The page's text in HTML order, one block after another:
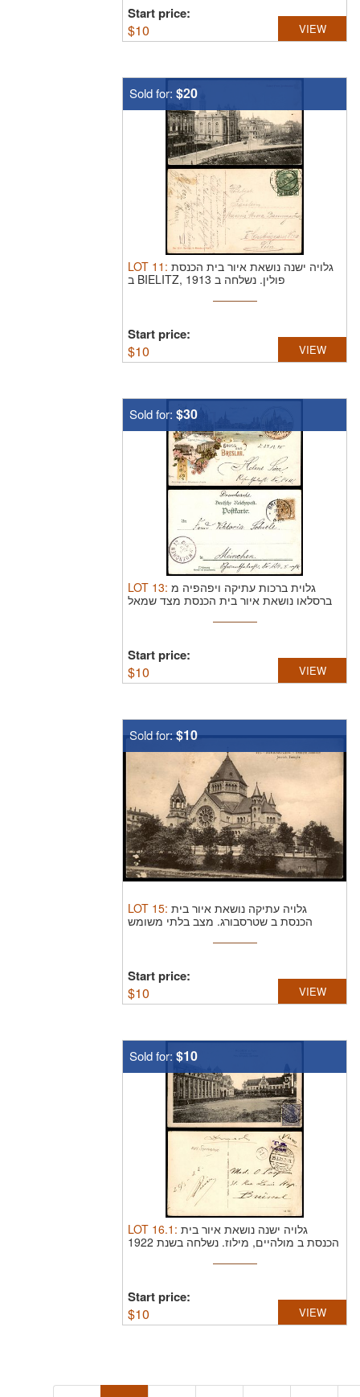
Start price:
$10 VIEW
Sold for: $20
LOT 11 : גלויה ישנה נושאת איור בית הכנסת
ב BIELITZ, פולין. נשלחה ב 1913
Start price:
$10 VIEW
Sold for: $30
LOT 13: גלוית ברכות עתיקה ויפהפיה מ
ברסלאו נושאת איור בית הכנסת מצד שמאל
Start price:
$10 VIEW
Sold for:$10
LOT 15: גלויה עתיקה נושאת איור בית
הכנסת ב שטרסבורג. מצב בלתי משומש
Start price:
$10 VIEW
Sold for: $10
LOT 16.1 : גלויה ישנה נושאת איור בית
הכנסת ב מולהיים, מילוז. נשלחה בשנת 1922
Start price:
$10 VIEW